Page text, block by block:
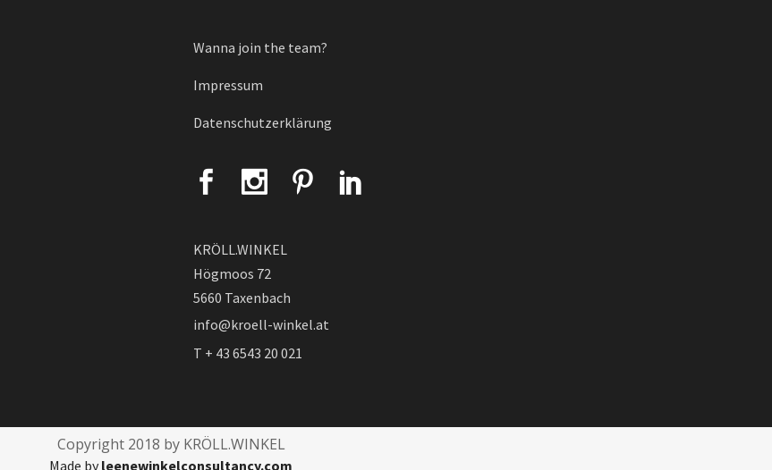
Wanna join the team?
Impressum
Datenschutzerklärung
KRÖLL.WINKEL
Högmoos 72
5660 Taxenbach
info@kroell-winkel.at
T + 43 6543 20 021
Copyright 2018 by KRÖLL.WINKEL
Made byleenewinkelconsultancy.com